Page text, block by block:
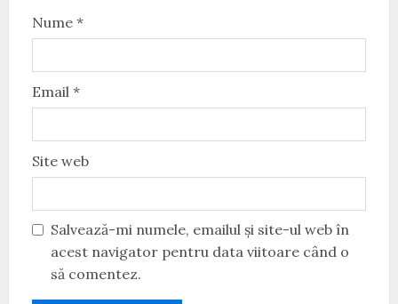
Nume *
Email *
Site web
Salvează-mi numele, emailul și site-ul web în
acest navigator pentru data viitoare când o
să comentez.